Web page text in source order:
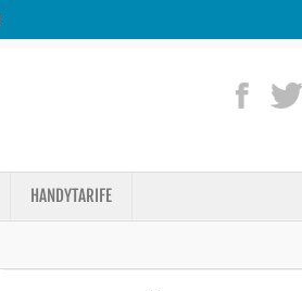
HANDYTARIFE